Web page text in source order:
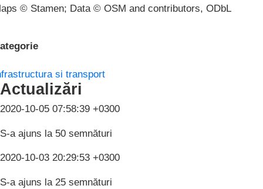
© Stamen; Data © OSM and contributors, ODbL
si transport
Actualizări
2020-10-05 07:58:39 +0300
S-a ajuns la 50 semnături
2020-10-03 20:29:53 +0300
S-a ajuns la 25 semnături